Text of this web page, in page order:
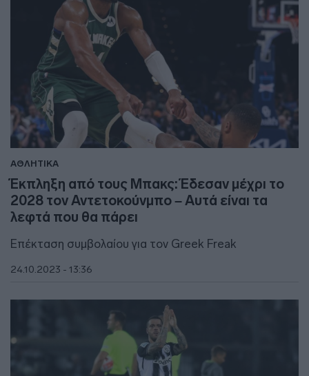
ΑΘΛΗΤΙΚΑ
Έκπληξη από τους Μπακς: Έδεσαν μέχρι το
2028 τον Αντετοκούνμπο – Αυτά είναι τα
λεφτά που θα πάρει
Επέκταση συμβολαίου για τον Greek Freak
24.10.2023 - 13:36